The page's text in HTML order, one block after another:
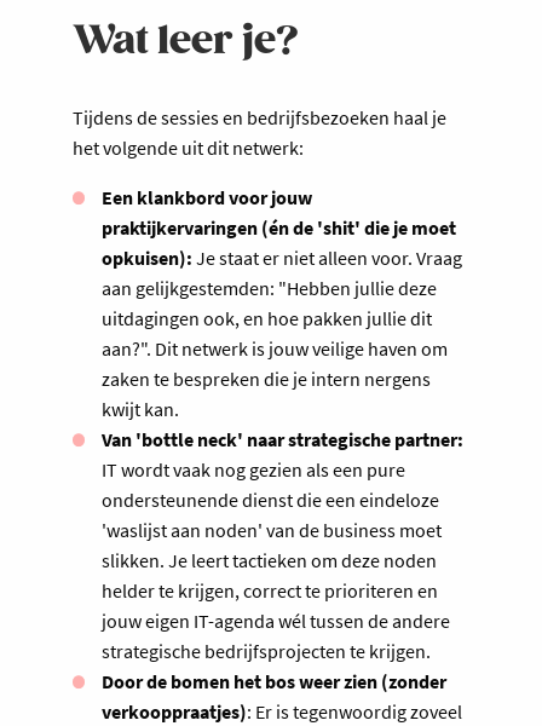
Wat leer je?
Tijdens de sessies en bedrijfsbezoeken haal je
het volgende uit dit netwerk:
Een klankbord voor jouw
praktijkervaringen (én de 'shit' die je moet
opkuisen): Je staat er niet alleen voor. Vraag
aan gelijkgestemden: "Hebben jullie deze
uitdagingen ook, en hoe pakken jullie dit
aan?". Dit netwerk is jouw veilige haven om
zaken te bespreken die je intern nergens
kwijt kan.
Van 'bottle neck' naar strategische partner:
IT wordt vaak nog gezien als een pure
ondersteunende dienst die een eindeloze
'waslijst aan noden' van de business moet
slikken. Je leert tactieken om deze noden
helder te krijgen, correct te prioriteren en
jouw eigen IT-agenda wél tussen de andere
strategische bedrijfsprojecten te krijgen.
Door de bomen het bos weer zien (zonder
verkooppraatjes): Er is tegenwoordig zoveel